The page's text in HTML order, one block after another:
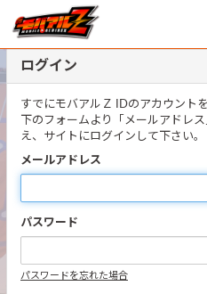
ログイン
すでにモバアルＺ IDのアカウント
下のフォームより「メールアドレ
え、サイトにログインして下さい。
メールアドレス
パスワード
パスワードを忘れた場合